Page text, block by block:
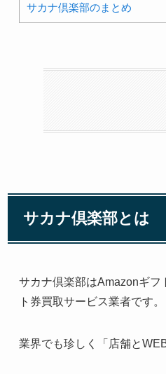
サカナ倶楽部のまとめ
サカナ倶楽部とは
サカナ倶楽部はAmazonギ
ト券買取サービス業者です。
業界でも珍しく「店舗と